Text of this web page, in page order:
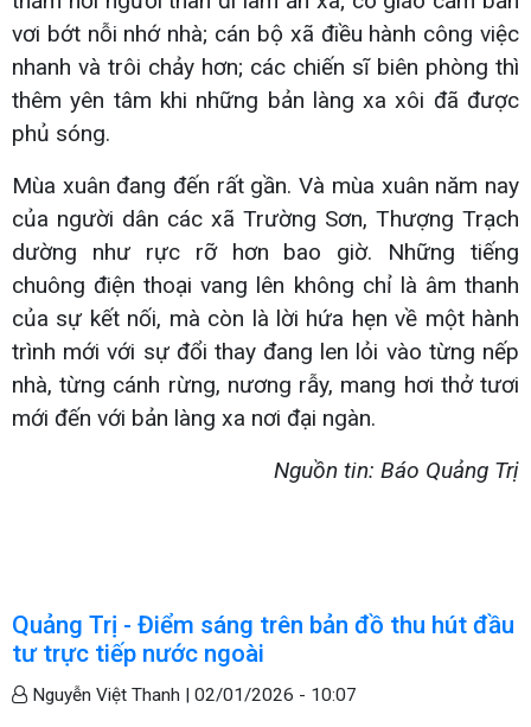
vơi bớt nỗi nhớ nhà; cán bộ xã điều hành công việc
nhanh và trôi chảy hơn; các chiến sĩ biên phòng thì
thêm yên tâm khi những bản làng xa xôi đã được
phủ sóng.
Mùa xuân đang đến rất gần. Và mùa xuân năm nay
của người dân các xã Trường Sơn, Thượng Trạch
dường như rực rỡ hơn bao giờ. Những tiếng
chuông điện thoại vang lên không chỉ là âm thanh
của sự kết nối, mà còn là lời hứa hẹn về một hành
trình mới với sự đổi thay đang len lỏi vào từng nếp
nhà, từng cánh rừng, nương rẫy, mang hơi thở tươi
mới đến với bản làng xa nơi đại ngàn.
Nguồn tin: Báo Quảng Trị
Quảng Trị - Điểm sáng trên bản đồ thu hút đầu
tư trực tiếp nước ngoài
Nguyễn Việt Thanh | 02/01/2026 - 10:07